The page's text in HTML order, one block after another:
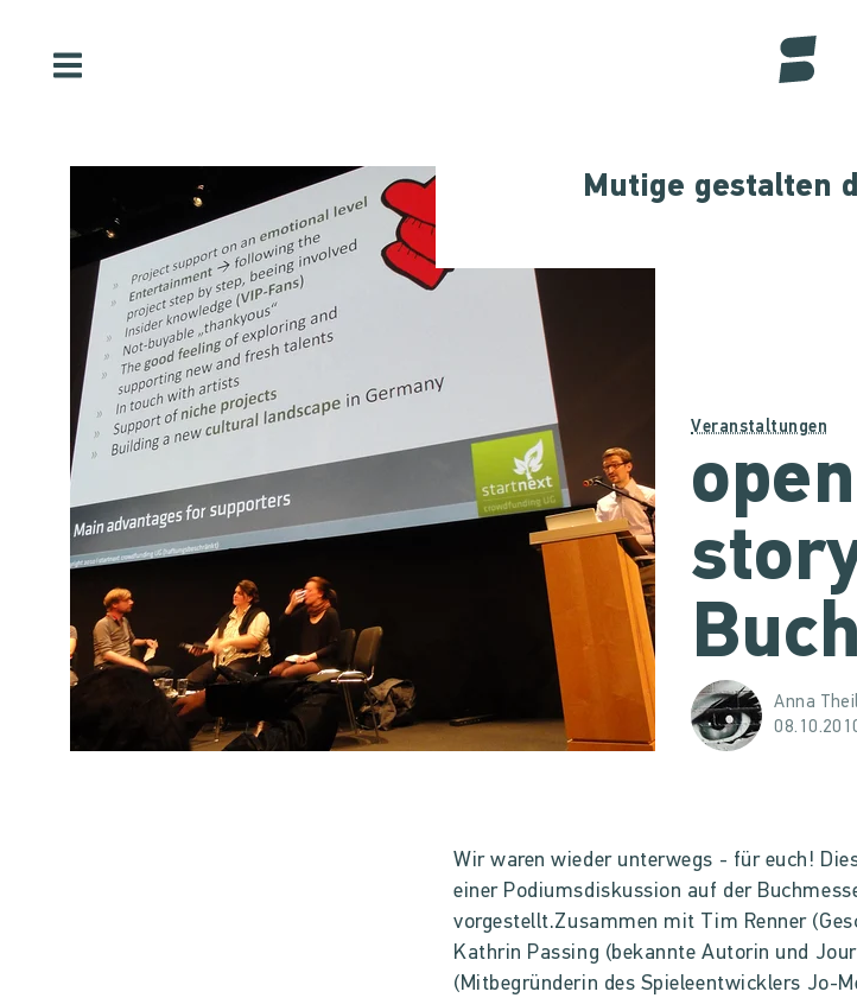
Mutige gestalten
Veranstaltungen
Anna
Wir waren wieder unterwegs - für euch!
einer Podiumsdiskussion auf der
vorgestellt.Zusammen mit Tim Renner
Kathrin Passing (bekannte Autorin und
(Mitbegründerin des Spieleentwicklers Jo-